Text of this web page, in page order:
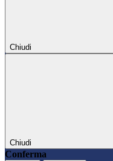
Chiudi
Chiudi
Conferma